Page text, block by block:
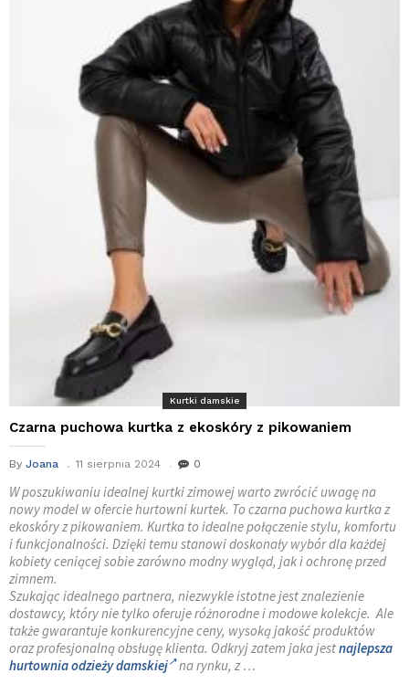
Kurtki damskie
Czarna puchowa kurtka z ekoskóry z pikowaniem
By Joana 11 sierpnia 2024 0
W poszukiwaniu idealnej kurtki zimowej warto zwrócić uwagę na
nowy model w ofercie hurtowni kurtek. To czarna puchowa kurtka z
ekoskóry z pikowaniem. Kurtka to idealne połączenie stylu, komfortu
i funkcjonalności. Dzięki temu stanowi doskonały wybór dla każdej
kobiety ceniącej sobie zarówno modny wygląd, jak i ochronę przed
zimnem.
Szukając idealnego partnera, niezwykle istotne jest znalezienie
dostawcy, który nie tylko oferuje różnorodne i modowe kolekcje. Ale
także gwarantuje konkurencyjne ceny, wysoką jakość produktów
oraz profesjonalną obsługę klienta. Odkryj zatem jaka jestnajlepsza
hurtownia odzieży damskiej na rynku, z …